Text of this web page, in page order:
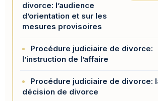
divorce: l’audience
d’orientation et sur les
mesures provisoires
Procédure judiciaire de divorce:
l’instruction de l’affaire
Procédure judiciaire de divorce:
décision de divorce